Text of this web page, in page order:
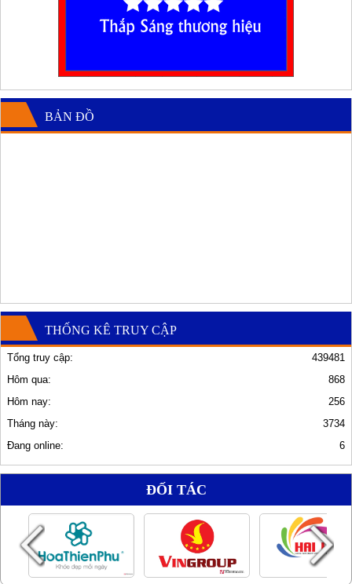
BẢN ĐỒ
THỐNG KÊ TRUY CẬP
439481
Tổng truy cập:
868
Hôm qua:
256
Hôm nay:
3734
Tháng này:
6
Đang online:
ĐỐI TÁC